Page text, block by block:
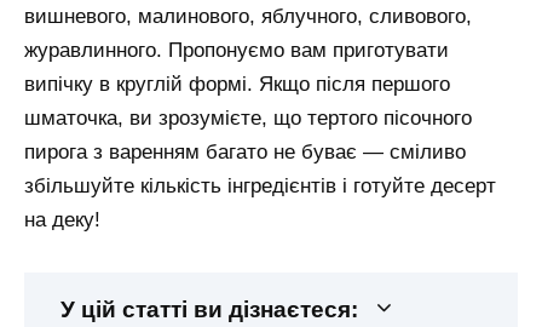
вишневого, малинового, яблучного, сливового,
журавлинного. Пропонуємо вам приготувати
випічку в круглій формі. Якщо після першого
шматочка, ви зрозумієте, що тертого пісочного
пирога з варенням багато не буває — сміливо
збільшуйте кількість інгредієнтів і готуйте десерт
на деку!
У цій статті ви дізнаєтеся: